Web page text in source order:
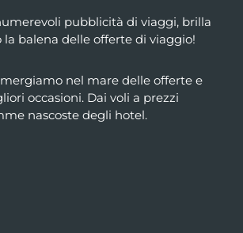
pubblicità di viaggi, brilla
la balena delle offerte di viaggio!
nel mare delle offerte e
occasioni. Dai voli a prezzi
nascoste degli hotel.